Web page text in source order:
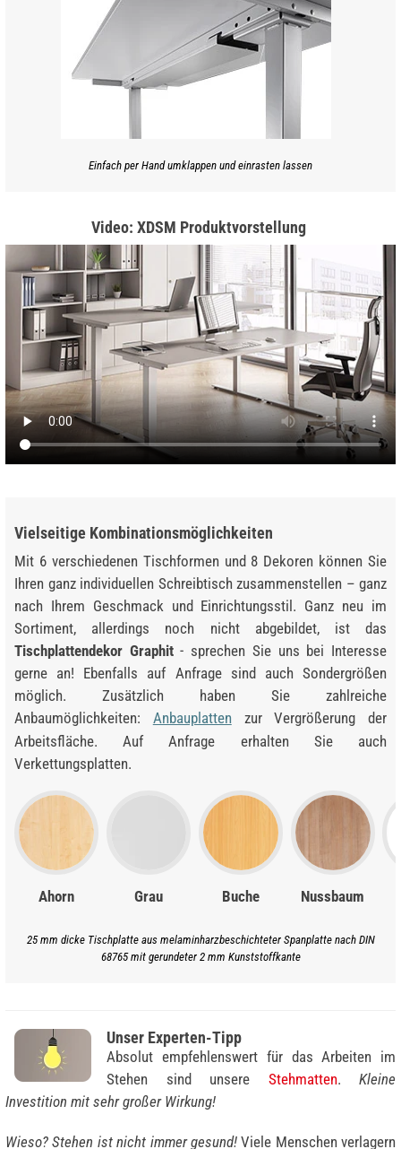
Einfach per Hand umklappen und einrasten lassen
Video: XDSM Produktvorstellung
Vielseitige Kombinationsmöglichkeiten
Mit 6 verschiedenen Tischformen und 8 Dekoren können Sie
Ihren ganz individuellen Schreibtisch zusammenstellen – ganz
nach Ihrem Geschmack und Einrichtungsstil. Ganz neu im
Sortiment, allerdings noch nicht abgebildet, ist das
Tischplattendekor Graphit- sprechen Sie uns bei Interesse
gerne an! Ebenfalls auf Anfrage sind auch Sondergrößen
möglich. Zusätzlich haben Sie zahlreiche
Anbaumöglichkeiten: Anbauplatten
zur Vergrößerung der
Arbeitsfläche. Auf Anfrage erhalten Sie auch
Verkettungsplatten.
Ahorn Grau Buche Nussbaum
25 mm dicke Tischplatte aus melaminharzbeschichteter Spanplatte nach DIN
68765 mit gerundeter 2 mm Kunststoffkante
Unser Experten-Tipp
Absolut empfehlenswert für das Arbeiten im
Stehen sind unsere Stehmatten. Kleine
Investition mit sehr großer Wirkung!
Wieso? Stehen ist nicht immer gesund!Viele Menschen verlagern